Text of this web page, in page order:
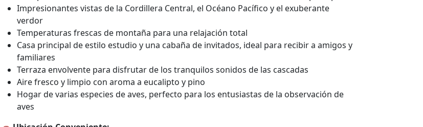
Impresionantes vistas de la Cordillera Central, el Océano Pacífico y el exuberante
verdor
Temperaturas frescas de montaña para una relajación total
Casa principal de estilo estudio y una cabaña de invitados, ideal para recibir a amigos y
familiares
Terraza envolvente para disfrutar de los tranquilos sonidos de las cascadas
Aire fresco y limpio con aroma a eucalipto y pino
Hogar de varias especies de aves, perfecto para los entusiastas de la observación de
aves